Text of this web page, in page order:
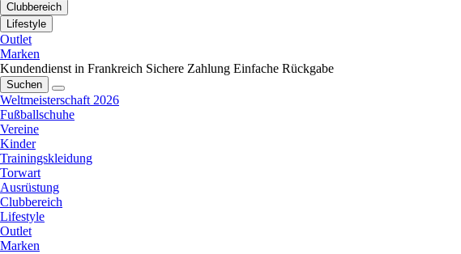
Clubbereich
Lifestyle
Outlet
Marken
Kundendienst in Frankreich Sichere Zahlung Einfache Rückgabe
Suchen
Weltmeisterschaft 2026
Fußballschuhe
Vereine
Kinder
Trainingskleidung
Torwart
Ausrüstung
Clubbereich
Lifestyle
Outlet
Marken